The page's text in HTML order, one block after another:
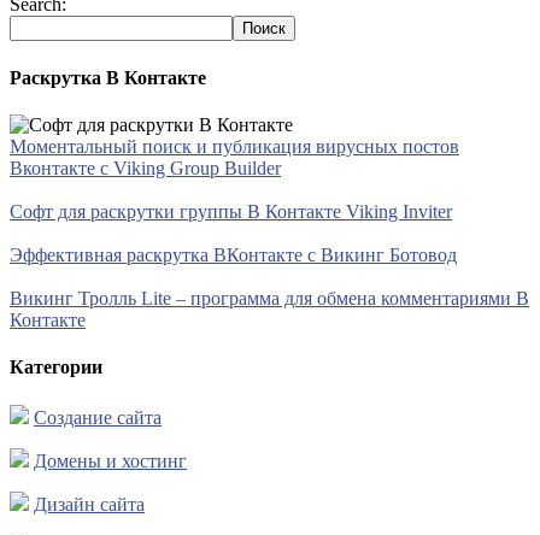
Search:
Раскрутка В Контакте
Моментальный поиск и публикация вирусных постов
Вконтакте с Viking Group Builder
Софт для раскрутки группы В Контакте Viking Inviter
Эффективная раскрутка ВКонтакте с Викинг Ботовод
Викинг Тролль Lite – программа для обмена комментариями В
Контакте
Категории
Создание сайта
Домены и хостинг
Дизайн сайта